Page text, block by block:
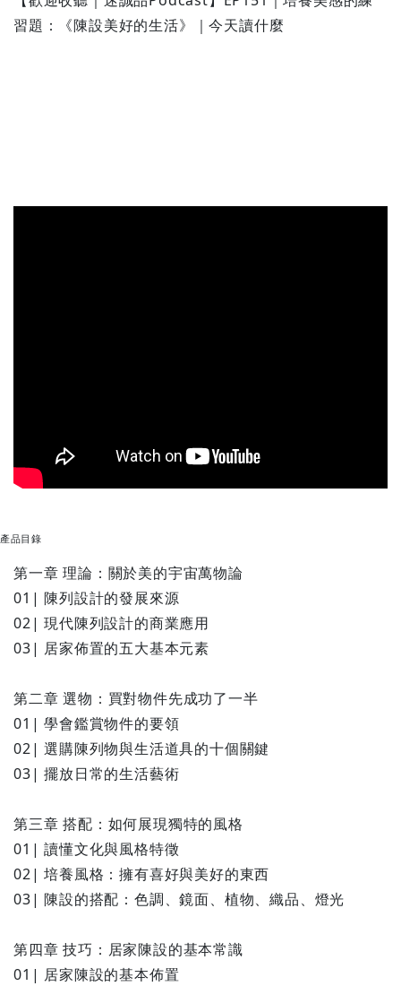
習題：《陳設美好的生活》｜今天讀什麼
產品目錄
第⼀章 理論：關於美的宇宙萬物論
01| 陳列設計的發展來源
02| 現代陳列設計的商業應⽤
03| 居家佈置的五⼤基本元素
第⼆章 選物：買對物件先成功了⼀半
01| 學會鑑賞物件的要領
02| 選購陳列物與生活道具的十個關鍵
03| 擺放⽇常的⽣活藝術
第三章 搭配：如何展現獨特的風格
01| 讀懂⽂化與風格特徵
02| 培養風格：擁有喜好與美好的東西
03| 陳設的搭配：⾊調、鏡⾯、植物、織品、燈光
第四章 技巧：居家陳設的基本常識
01| 居家陳設的基本佈置